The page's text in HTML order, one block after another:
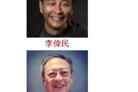
李偉民